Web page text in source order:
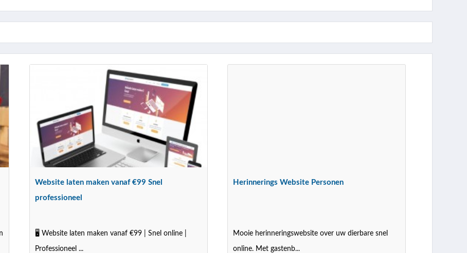
Website laten maken vanaf €99 Snel
professioneel
🖥️ Website laten maken vanaf €99 | Snel online |
Professioneel ...
Herinnerings Website Personen
Mooie herinneringswebsite over uw dierbare snel
online. Met gastenb...